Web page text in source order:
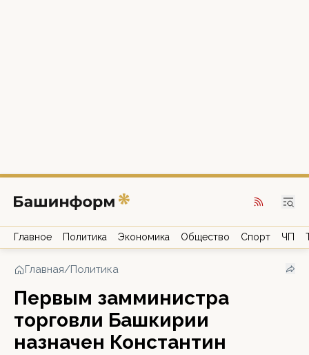
Главное Политика Экономика Общество Спорт ЧП
Главная/Политика
Первым замминистра
торговли Башкирии
назначен Константин